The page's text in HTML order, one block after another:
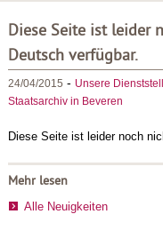
Diese Seite ist leider
Deutsch verfügbar.
24/04/2015 - Unsere
Staatsarchiv in Beveren
Diese Seite ist leider noch
Mehr lesen
Alle Neuigkeiten